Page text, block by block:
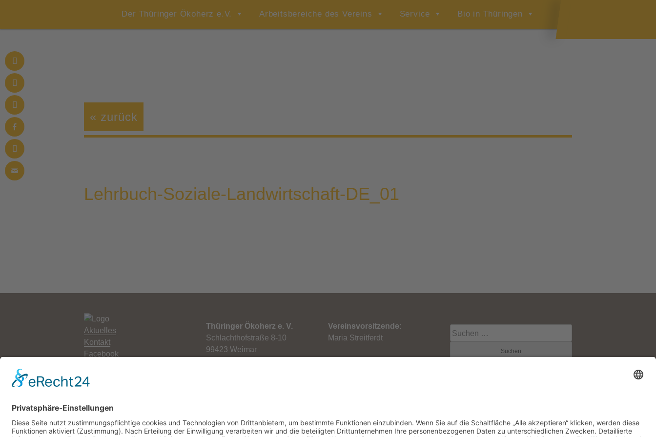
Der Thüringer Ökoherz e.V. Arbeitsbereiche des Vereins Service Bio in Thüringen
« zurück
Lehrbuch-Soziale-Landwirtschaft-DE_01
Aktuelles
Kontakt
Facebook
Impressum
Cookie-Einstellungen
Thüringer Ökoherz e. V.
Schlachthofstraße 8-10
99423 Weimar
Vereinsvorsitzende:
Maria Streitferdt
Suche
nach: